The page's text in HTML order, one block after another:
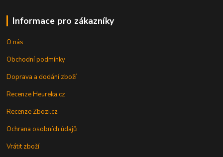
Informace pro zákazníky
O nás
Obchodní podmínky
Doprava a dodání zboží
Recenze Heureka.cz
Recenze Zbozi.cz
Ochrana osobních údajů
Vrátit zboží